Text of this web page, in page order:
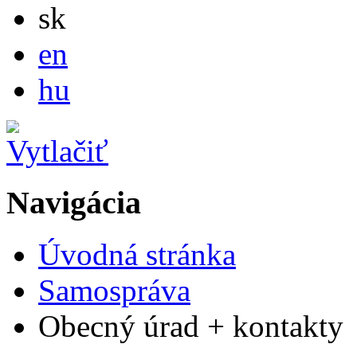
sk
en
hu
Navigácia
Úvodná stránka
Samospráva
Obecný úrad + kontakty